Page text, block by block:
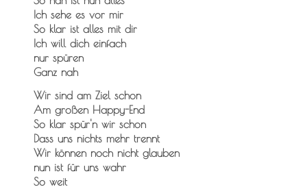
Ich sehe es vor mir
So klar ist alles mit dir
Ich will dich einfach
nur spüren
Ganz nah
Wir sind am Ziel schon
Am großen Happy-End
So klar spür'n wir schon
Dass uns nichts mehr trennt
Wir können noch nicht glauben
nun ist für uns wahr
So weit